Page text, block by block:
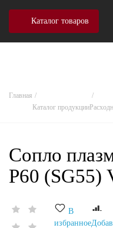
Каталог товаров
Главная
Каталог продукции
Сопло
Р60 (SG55)
В
избранное